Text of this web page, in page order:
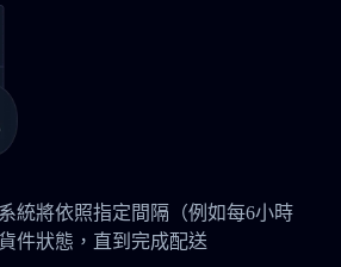
統將依照指定間隔（例如每6小時
件狀態，直到完成配送